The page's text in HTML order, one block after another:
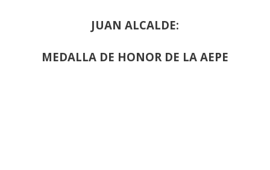
JUAN ALCALDE:
MEDALLA DE HONOR DE LA AEPE